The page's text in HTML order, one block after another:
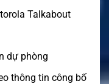
Talkabout
dự phòng
thông tin công bố